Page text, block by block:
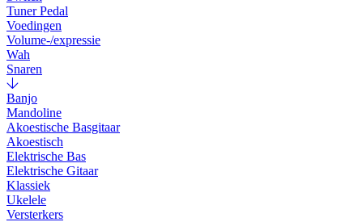
Tuner Pedal
Voedingen
Volume-/expressie
Wah
Snaren
Banjo
Mandoline
Akoestische Basgitaar
Akoestisch
Elektrische Bas
Elektrische Gitaar
Klassiek
Ukelele
Versterkers